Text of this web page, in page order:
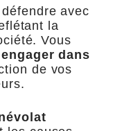
avec
la
Vous
dans
de vos